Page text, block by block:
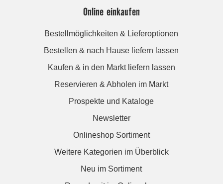
Online einkaufen
Bestellmöglichkeiten & Lieferoptionen
Bestellen & nach Hause liefern lassen
Kaufen & in den Markt liefern lassen
Reservieren & Abholen im Markt
Prospekte und Kataloge
Newsletter
Onlineshop Sortiment
Weitere Kategorien im Überblick
Neu im Sortiment